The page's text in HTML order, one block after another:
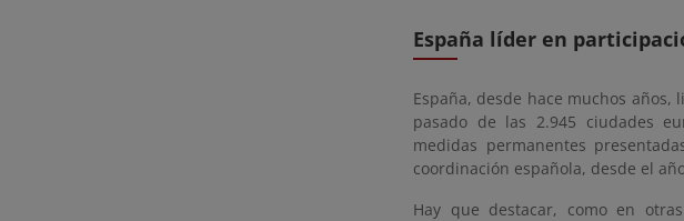
España líder en
España, desde hace muchos
pasado de las 2.945 ciudades
medidas permanentes
coordinación española, desde el
Hay que destacar, como en